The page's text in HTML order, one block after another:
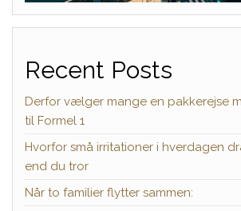
Recent Posts
Derfor vælger mange en pakkerejse
til Formel 1
Hvorfor små irritationer i hverdagen
end du tror
Når to familier flytter sammen: